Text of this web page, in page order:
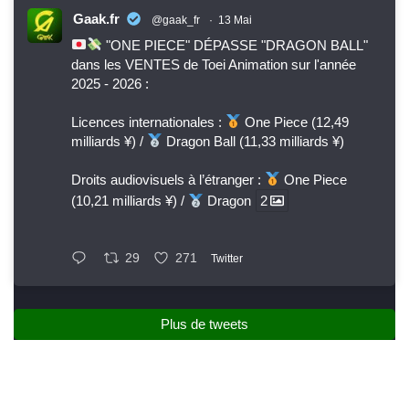
Gaak.fr @gaak_fr · 13 Mai
"ONE PIECE" DÉPASSE "DRAGON BALL"
dans les VENTES de Toei Animation sur l'année
2025 - 2026 :
Licences internationales :
One Piece (12,49
milliards ¥) /
Dragon Ball (11,33 milliards ¥)
Droits audiovisuels à l’étranger :
One Piece
(10,21 milliards ¥) /
Dragon 2
29 271 Twitter
Plus de tweets